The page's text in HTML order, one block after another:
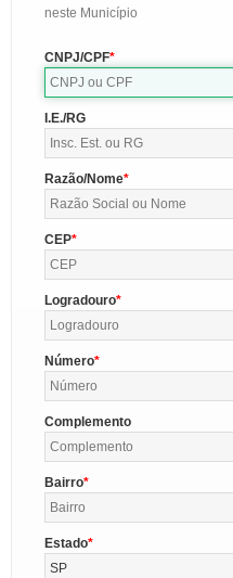
neste Município
CNPJ/CPF
I.E./RG
Razão/Nome
CEP
Logradouro
Número
Complemento
Bairro
Estado
SP